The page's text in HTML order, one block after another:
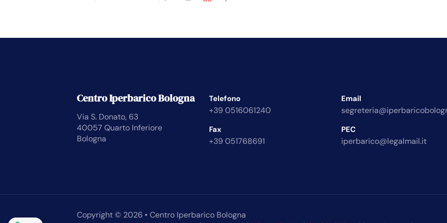
Centro Iperbarico Bologna
Via S. Donato, 63
40057 Quarto Inferiore
Bologna
Telefono
+39 0516061240
Fax
+39 051768691
Email
PEC
iperbarico@legalmail.it
Copyright © 2026 • Centro Iperbarico Bologna